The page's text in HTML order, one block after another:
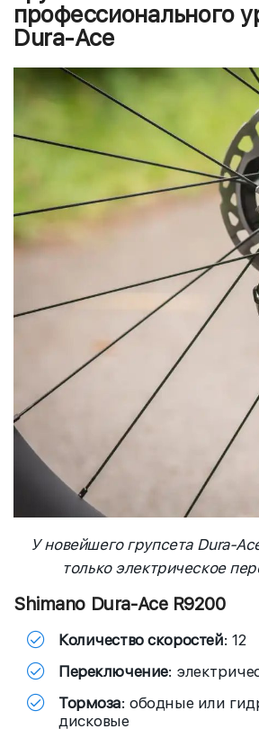
профессионального
Dura-Ace
У новейшего групсета Dura-
только электрическое
Shimano Dura-Ace R9200
Количество скоростей: 12
Переключение:
Тормоза: ободные или
дисковые